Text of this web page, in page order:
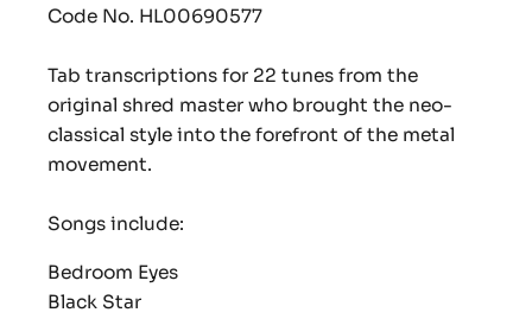
Code No. HL00690577
Tab transcriptions for 22 tunes from the
original shred master who brought the neo-
classical style into the forefront of the metal
movement.
Songs include:
Bedroom Eyes
Black Star